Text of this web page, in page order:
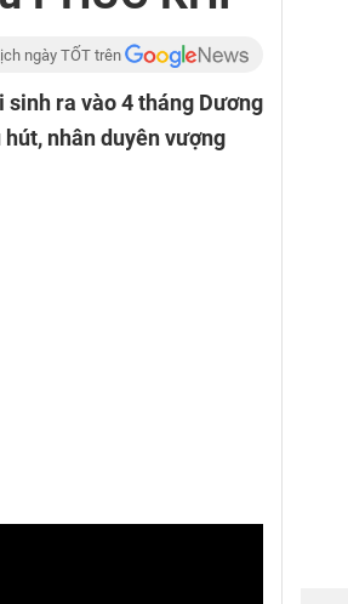
ngày TỐT trên
ra vào 4 tháng Dương
nhân duyên vượng